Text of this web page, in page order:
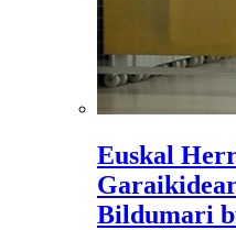
Euskal
Bildumari